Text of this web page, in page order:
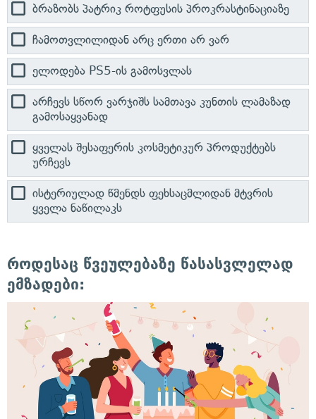
ბრაზობს პატრიკ როტფუსის პროკრასტინაციაზე
ჩამოთვლილიდან არც ერთი არ ვარ
ელოდება PS5-ის გამოსვლას
არჩევს სწორ ვარჯიშს სამთავა კუნთის ლამაზად
გამოსაყვანად
ყველას შესაფერის კოსმეტიკურ პროდუქტებს
ურჩევს
ისტერიულად წმენდს ფეხსაცმლიდან მტვრის
ყველა ნაწილაკს
როდესაც წვეულებაზე წასასვლელად
ემზადები: